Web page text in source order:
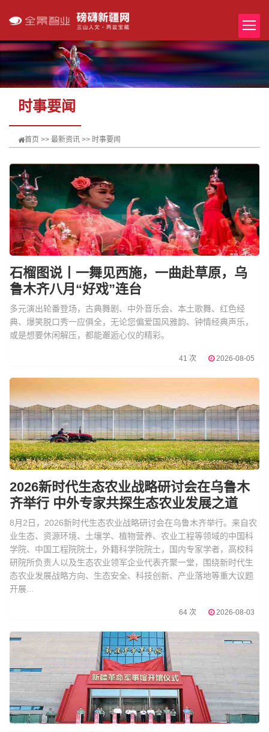
时事要闻
首页 >> 最新资讯 >> 时事要闻
石榴图说丨一舞见西施，一曲赴草原，乌
鲁木齐八月“好戏”连台
多元演出轮番登场，古典舞剧、中外音乐会、本土歌舞、红色经
典、爆笑脱口秀一应俱全，无论您偏爱国风雅韵、钟情经典声乐，
或是想要休闲解压，都能邂逅心仪的精彩。
41 次 2026-08-05
2026新时代生态农业战略研讨会在乌鲁木
齐举行 中外专家共探生态农业发展之道
8月2日，2026新时代生态农业战略研讨会在乌鲁木齐举行。来自农
业生态、资源环境、土壤学、植物营养、农业工程等领域的中国科
学院、中国工程院院士，外籍科学院院士，国内专家学者，高校科
研院所负责人以及生态农业领军企业代表齐聚一堂，围绕新时代生
态农业发展战略方向、生态安全、科技创新、产业落地等重大议题
开展...
64 次 2026-08-03